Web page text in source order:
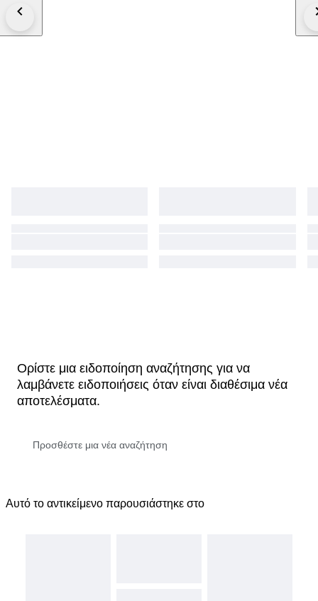
Ορίστε μια ειδοποίηση αναζήτησης για να
λαμβάνετε ειδοποιήσεις όταν είναι διαθέσιμα νέα
αποτελέσματα.
Αυτό το αντικείμενο παρουσιάστηκε στο